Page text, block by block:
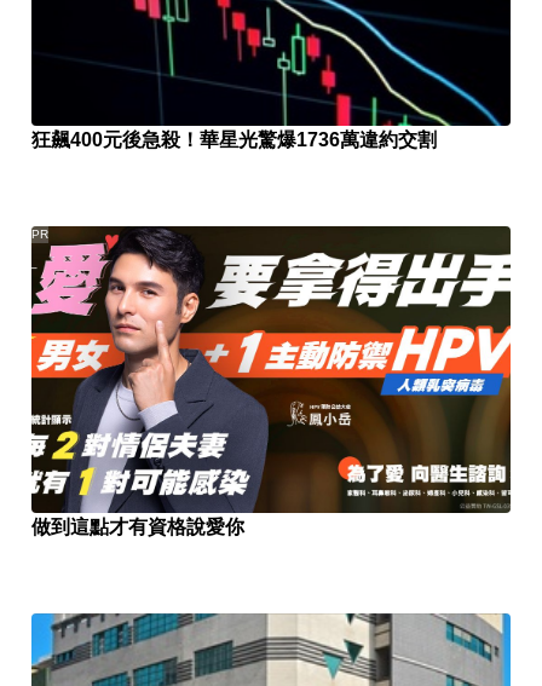
狂飆400元後急殺！華星光驚爆1736萬違約交割
做到這點才有資格說愛你
PR